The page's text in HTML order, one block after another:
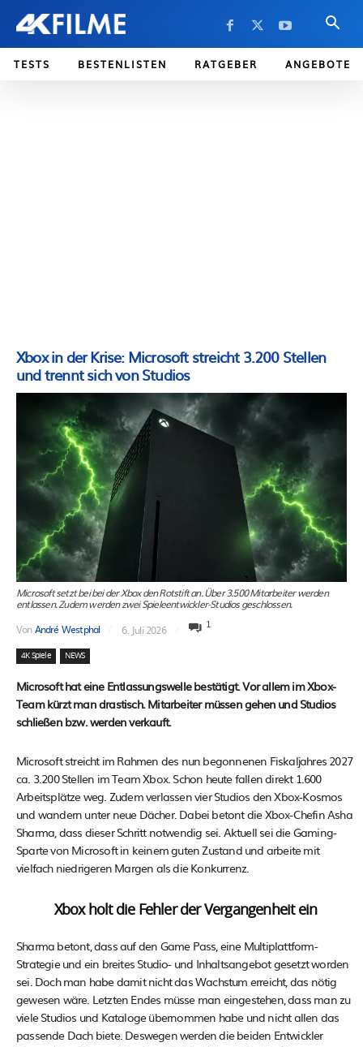
TESTS BESTENLISTEN RATGEBER ANGEBOTE
Xbox in der Krise: Microsoft streicht 3.200 Stellen
und trennt sich von Studios
Microsoft setzt bei bei der Xbox den Rotstift an. Über 3.500 Mitarbeiter werden
entlassen. Zudem werden zwei Spieleentwickler-Studios geschlossen.
VonAndré Westphal 6. Juli 2026 1
4K Spiele NEWS
Microsoft hat eine Entlassungswelle bestätigt. Vor allem im Xbox-
Team kürzt man drastisch. Mitarbeiter müssen gehen und Studios
schließen bzw. werden verkauft.
Microsoft streicht im Rahmen des nun begonnenen Fiskaljahres 2027
ca. 3.200 Stellen im Team Xbox. Schon heute fallen direkt 1.600
Arbeitsplätze weg. Zudem verlassen vier Studios den Xbox-Kosmos
und wandern unter neue Dächer. Dabei betont die Xbox-Chefin Asha
Sharma, dass dieser Schritt notwendig sei. Aktuell sei die Gaming-
Sparte von Microsoft in keinem guten Zustand und arbeite mit
vielfach niedrigeren Margen als die Konkurrenz.
Xbox holt die Fehler der Vergangenheit ein
Sharma betont, dass auf den Game Pass, eine Multiplattform-
Strategie und ein breites Studio- und Inhaltsangebot gesetzt worden
sei. Doch man habe damit nicht das Wachstum erreicht, das nötig
gewesen wäre. Letzten Endes müsse man eingestehen, dass man zu
viele Studios und Kataloge übernommen habe und nicht allen das
passende Dach biete. Deswegen werden die beiden Entwickler